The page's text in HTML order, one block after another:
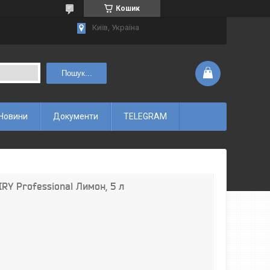
Кошик
Київ, Україна
Пошук...
Документи TELEGRAM
Professional Лимон, 5 л